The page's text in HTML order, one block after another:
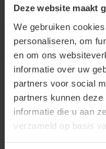
Deze website maakt
We gebruiken
personaliseren, om
en om ons
informatie over uw
partners voor social
partners kunnen
informatie die u aan
verzameld op basis
Op deze pagina
Varianten en